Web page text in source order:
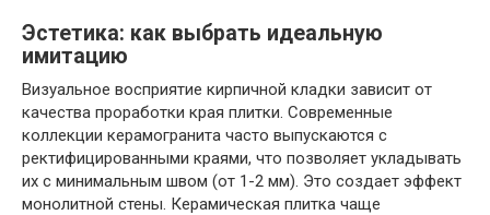
Эстетика: как выбрать идеальную
имитацию
Визуальное восприятие кирпичной кладки зависит от
качества проработки края плитки. Современные
коллекции керамогранита часто выпускаются с
ректифицированными краями, что позволяет укладывать
их с минимальным швом (от 1-2 мм). Это создает эффект
монолитной стены. Керамическая плитка чаще